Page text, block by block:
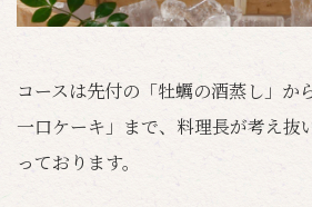
コースは先付の「牡蠣の酒蒸し」か
一口ケーキ」まで、料理長が考え抜
っております。